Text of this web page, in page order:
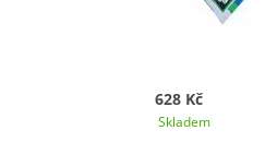
628 Kč
Skladem